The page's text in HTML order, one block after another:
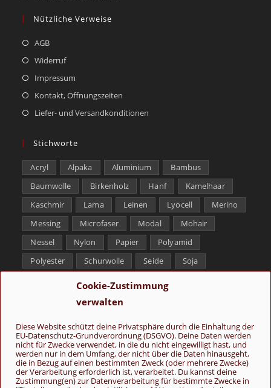
Cookie-Zustimmung
verwalten
Diese Website schützt deine Privatsphäre durch die Einhaltung der
EU-Datenschutz-Grundverordnung (DSGVO). Deine Daten werden
nicht für Zwecke verwendet, in die du nicht eingewilligt hast, und
werden nur in dem Umfang, der nicht über die Daten hinausgeht,
die in Bezug auf einen bestimmten Zweck (oder mehrere Zwecke)
der Verarbeitung erforderlich ist, verarbeitet. Du kannst deine
Zustimmung(en) zur Datenverarbeitung für bestimmte Zwecke in
Nützliche Verweise
AGB
Widerruf
Impressum
Kontakt, Öffnungszeiten
Liefer- und Versandkonditionen
Stichworte
Acryl Alpaka Aluminium
Bambus
Baumwolle
Birkenholz Hanf
Kamelhaar
Kaschmir
Lama Leinen Lyocell
Merino
Messing
Microfaser Modal
Mohair
Nessel
Nylon Papier
Polyamid
Polyester
Schurwolle Seide
Soja
Tencel
Yak
Folge uns